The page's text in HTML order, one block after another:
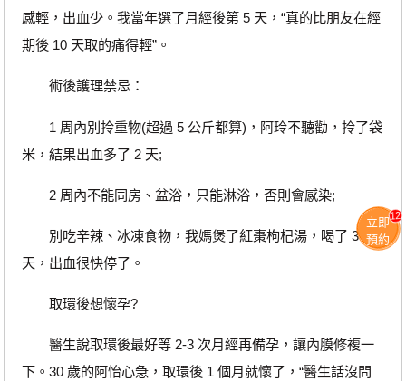
感輕，出血少。我當年選了月經後第 5 天，“真的比朋友在經
期後 10 天取的痛得輕”。
術後護理禁忌：
1 周內別拎重物(超過 5 公斤都算)，阿玲不聽勸，拎了袋
米，結果出血多了 2 天;
2 周內不能同房、盆浴，只能淋浴，否則會感染;
別吃辛辣、冰凍食物，我媽煲了紅棗枸杞湯，喝了 3
天，出血很快停了。
取環後想懷孕?
醫生說取環後最好等 2-3 次月經再備孕，讓內膜修複一
下。30 歲的阿怡心急，取環後 1 個月就懷了，“醫生話沒問
立即
預約
12